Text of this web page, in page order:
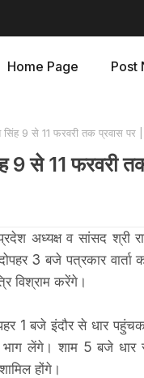
Home Page Post
सिंह 9 से 11 फरवरी तक प्रवास पर
9 से 11 फरवरी
अध्यक्ष व सांसद
3 बजे पत्रकार
विश्राम करेंगे।
1 बजे इंदौर से धार
लेंगे। शाम 5 बजे धार
होंगे।